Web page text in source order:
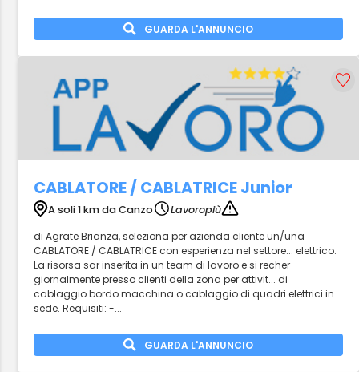
GUARDA L'ANNUNCIO
CABLATORE / CABLATRICE Junior
A soli 1 km da Canzo
Lavoropiù
di Agrate Brianza, seleziona per azienda cliente un/una
CABLATORE / CABLATRICE con esperienza nel settore... elettrico.
La risorsa sar inserita in un team di lavoro e si recher
giornalmente presso clienti della zona per attivit... di
cablaggio bordo macchina o cablaggio di quadri elettrici in
sede. Requisiti: -...
GUARDA L'ANNUNCIO